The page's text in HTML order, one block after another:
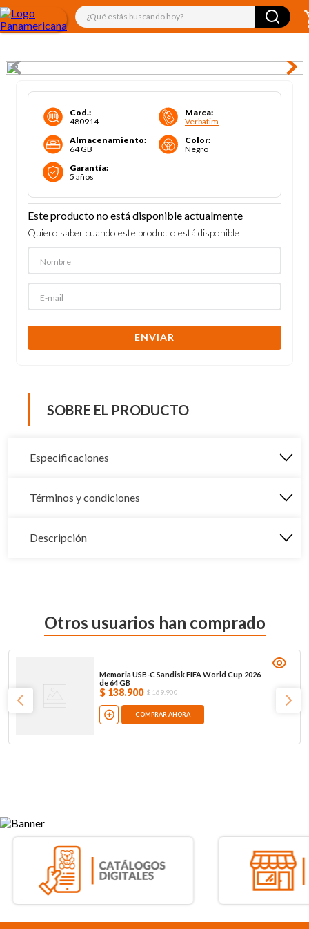
¿Qué estás buscando hoy?
Cod.:
480914
Marca:
Verbatim
Almacenamiento:
64 GB
Color:
Negro
Garantía:
5 años
Este producto no está disponible actualmente
Quiero saber cuando este producto está disponible
ENVIAR
SOBRE EL PRODUCTO
Especificaciones
Términos y condiciones
Descripción
Otros usuarios han comprado
Memoria USB-C Sandisk FIFA World Cup 2026
de 64 GB
$ 138.900 $169.900
COMPRAR AHORA